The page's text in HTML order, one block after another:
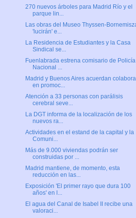
270 nuevos árboles para Madrid Río y el
parque lin...
Las obras del Museo Thyssen-
'lucirán' e...
La Residencia de Estudiantes y la Casa
Sindical se...
Fuenlabrada estrena comisario de Policía
Nacional ...
Madrid y Buenos Aires acuerdan
en promoc...
Atención a 33 personas con parálisis
cerebral seve...
La DGT informa de la localización de los
nuevos ra...
Actividades en el estand de la capital y la
Comuni...
Más de 9.000 viviendas podrán ser
construidas por ...
Madrid mantiene, de momento, esta
reducción en las...
Exposición 'El primer rayo que dura 100
años' en l...
El agua del Canal de Isabel II recibe una
valoraci...